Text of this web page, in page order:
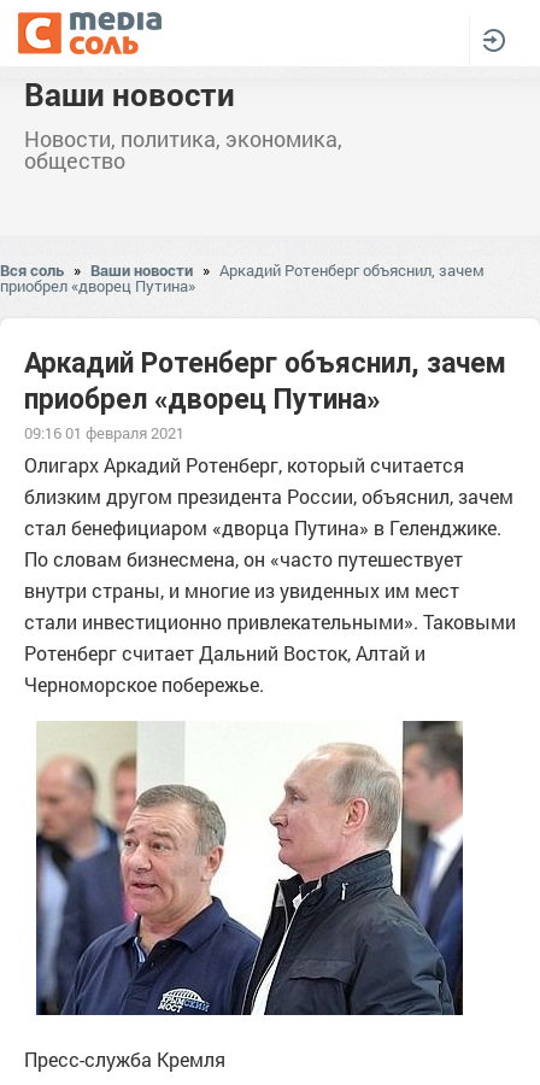
Ваши новости
Новости, политика, экономика,
общество
Вся соль » Ваши новости » Аркадий Ротенберг объяснил, зачем
приобрел «дворец Путина»
Аркадий Ротенберг объяснил, зачем
приобрел «дворец Путина»
09:16 01 февраля 2021
Олигарх Аркадий Ротенберг, который считается
близким другом президента России, объяснил, зачем
стал бенефициаром «дворца Путина» в Геленджике.
По словам бизнесмена, он «часто путешествует
внутри страны, и многие из увиденных им мест
стали инвестиционно привлекательными». Таковыми
Ротенберг считает Дальний Восток, Алтай и
Черноморское побережье.
Пресс-служба Кремля